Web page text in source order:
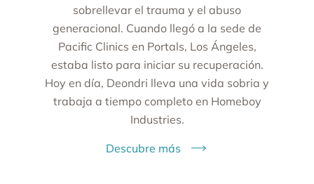
sobrellevar el trauma y el abuso
generacional. Cuando llegó a la sede de
Pacific Clinics en Portals, Los Ángeles,
estaba listo para iniciar su recuperación.
Hoy en día, Deondri lleva una vida sobria y
trabaja a tiempo completo en Homeboy
Industries.
Descubre más